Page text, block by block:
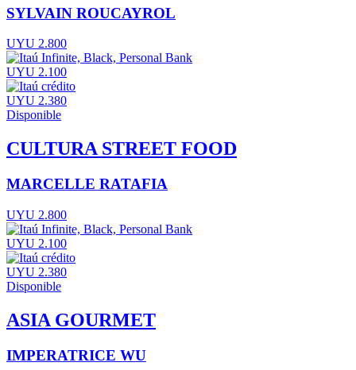
SYLVAIN ROUCAYROL
UYU 2.800
UYU 2.100
UYU 2.380
Disponible
CULTURA STREET FOOD
MARCELLE RATAFIA
UYU 2.800
UYU 2.100
UYU 2.380
Disponible
ASIA GOURMET
IMPERATRICE WU